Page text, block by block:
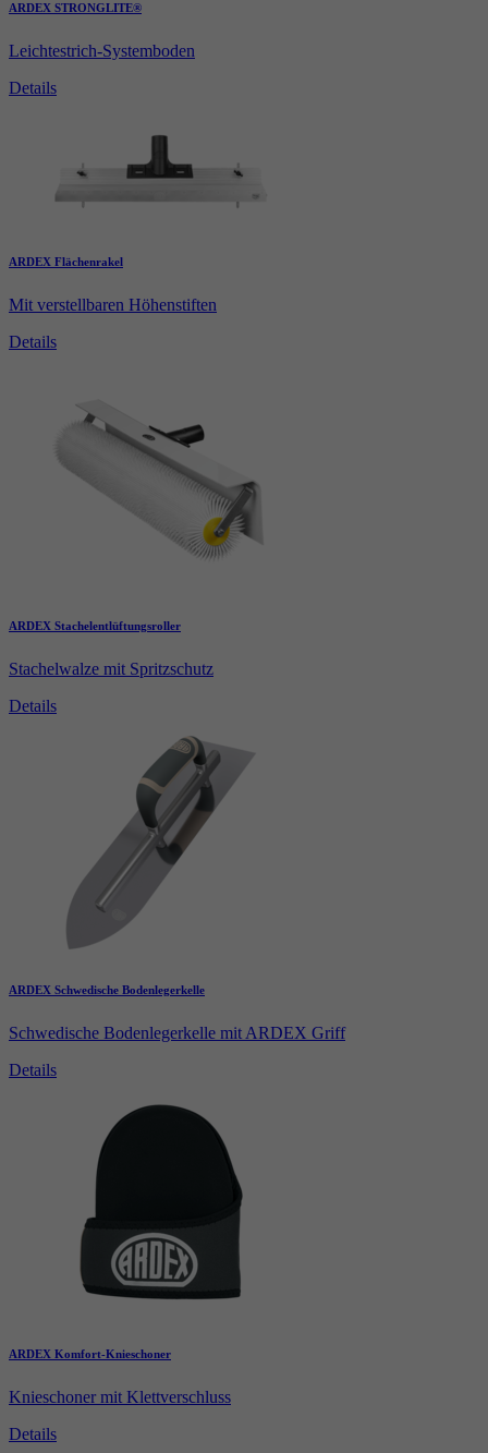
ARDEX STRONGLITE®
Leichtestrich-Systemboden
Details
ARDEX Flächenrakel
Mit verstellbaren Höhenstiften
Details
ARDEX Stachelentlüftungsroller
Stachelwalze mit Spritzschutz
Details
ARDEX Schwedische Bodenlegerkelle
Schwedische Bodenlegerkelle mit ARDEX Griff
Details
ARDEX Komfort-Knieschoner
Knieschoner mit Klettverschluss
Details